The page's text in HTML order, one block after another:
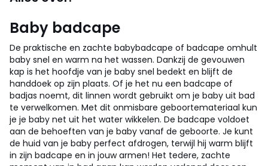
Baby badcape
De praktische en zachte babybadcape of badcape omhult
baby snel en warm na het wassen. Dankzij de gevouwen
kap is het hoofdje van je baby snel bedekt en blijft de
handdoek op zijn plaats. Of je het nu een badcape of
badjas noemt, dit linnen wordt gebruikt om je baby uit bad
te verwelkomen. Met dit onmisbare geboortemateriaal kun
je je baby net uit het water wikkelen. De badcape voldoet
aan de behoeften van je baby vanaf de geboorte. Je kunt
de huid van je baby perfect afdrogen, terwijl hij warm blijft
in zijn badcape en in jouw armen! Het tedere, zachte